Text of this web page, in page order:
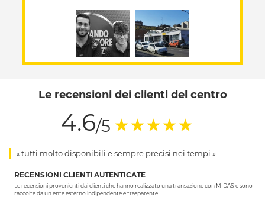
Le recensioni dei clienti del centro
4.6/5 ★★★★★
« tutti molto disponibili e sempre precisi nei tempi »
RECENSIONI CLIENTI AUTENTICATE
Le recensioni provenienti dai clienti che hanno realizzato una transazione con MIDAS e sono
raccolte da un ente esterno indipendente e trasparente